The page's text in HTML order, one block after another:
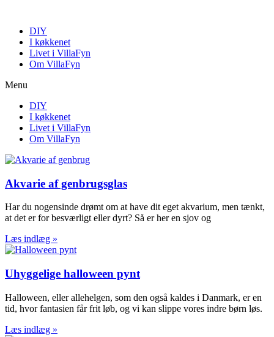
indholdDIY
I køkkenet
Livet i VillaFyn
Om VillaFyn
Menu
DIY
I køkkenet
Livet i VillaFyn
Om VillaFyn
Akvarie af genbrugsglas
Har du nogensinde drømt om at have dit eget akvarium, men tænkt,
at det er for besværligt eller dyrt? Så er her en sjov og
Læs indlæg »
Uhyggelige halloween pynt
Halloween, eller allehelgen, som den også kaldes i Danmark, er en
tid, hvor fantasien får frit løb, og vi kan slippe vores indre børn løs.
Læs indlæg »